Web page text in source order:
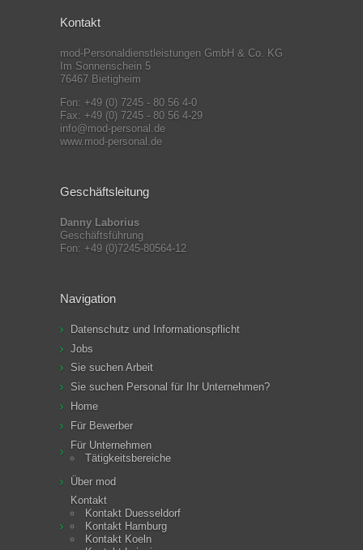
Kontakt
mod-Personaldienstleistungen GmbH & Co. KG
Im Sonnenschein 5
76467 Bietigheim
Fon: +49 (0) 7245 - 80 56 4-0
Fax: +49 (0) 7245 - 80 56 4-29
info@mod-personal.de
www.mod-personal.de
Geschäftsleitung
Danny Laborius
Geschäftsführung
Fon: +49 (0)7245-80564-12
Navigation
Datenschutz und Informationspflicht
Jobs
Sie suchen Arbeit
Sie suchen Personal für Ihr Unternehmen?
Home
Für Bewerber
Für Unternehmen
Tätigkeitsbereiche
Über mod
Kontakt
Kontakt Duesseldorf
Kontakt Hamburg
Kontakt Koeln